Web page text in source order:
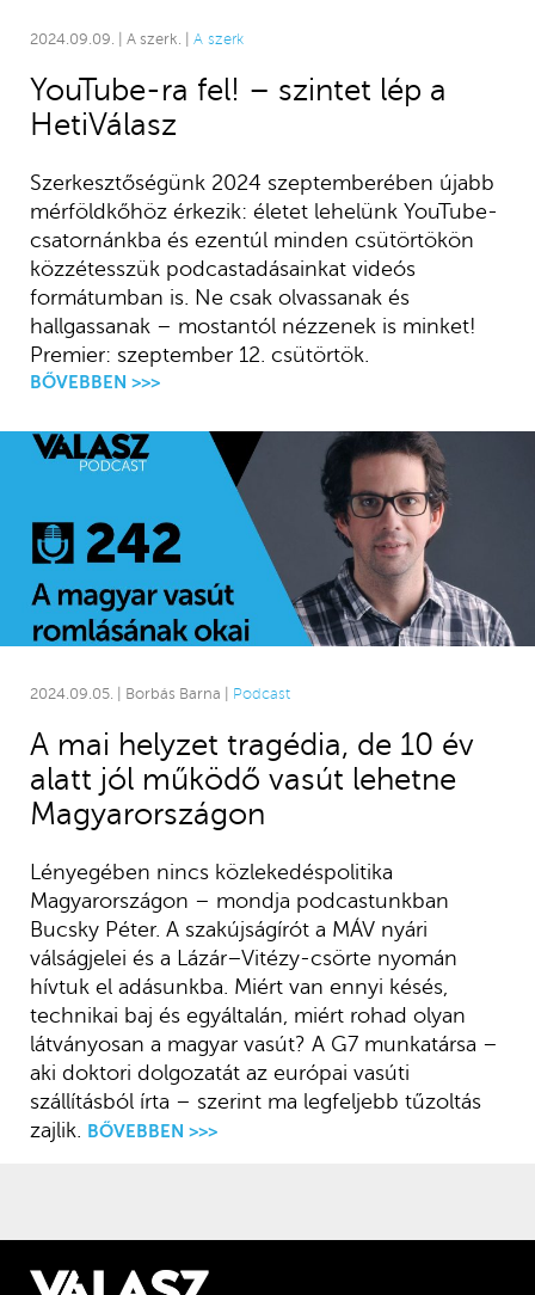
2024.09.09. | A szerk. | A szerk
YouTube-ra fel! – szintet lép a
HetiVálasz
Szerkesztőségünk 2024 szeptemberében újabb
mérföldkőhöz érkezik: életet lehelünk YouTube-
csatornánkba és ezentúl minden csütörtökön
közzétesszük podcastadásainkat videós
formátumban is. Ne csak olvassanak és
hallgassanak – mostantól nézzenek is minket!
Premier: szeptember 12. csütörtök.
BŐVEBBEN >>>
2024.09.05. | Borbás Barna | Podcast
A mai helyzet tragédia, de 10 év
alatt jól működő vasút lehetne
Magyarországon
Lényegében nincs közlekedéspolitika
Magyarországon – mondja podcastunkban
Bucsky Péter. A szakújságírót a MÁV nyári
válságjelei és a Lázár–Vitézy-csörte nyomán
hívtuk el adásunkba. Miért van ennyi késés,
technikai baj és egyáltalán, miért rohad olyan
látványosan a magyar vasút? A G7 munkatársa –
aki doktori dolgozatát az európai vasúti
szállításból írta – szerint ma legfeljebb tűzoltás
zajlik. BŐVEBBEN >>>